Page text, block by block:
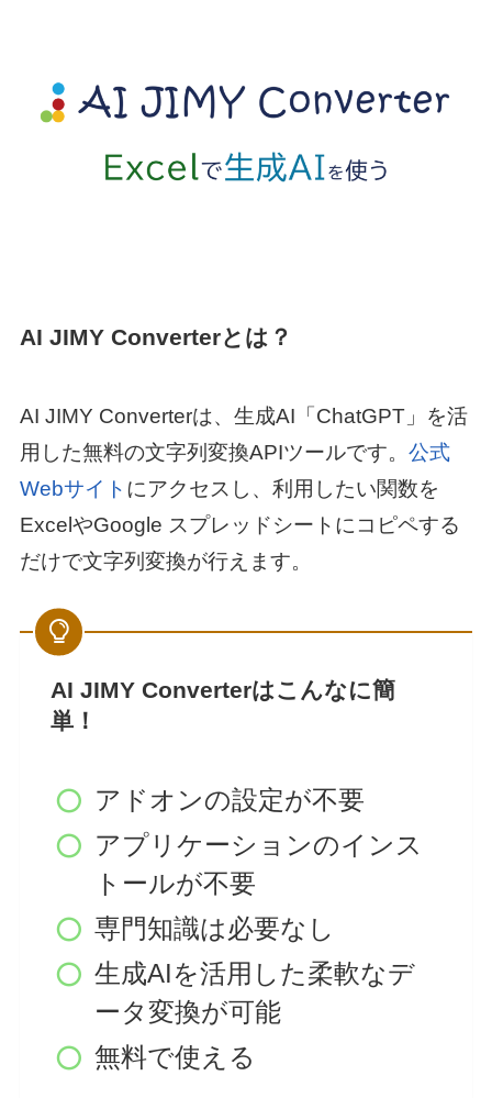
AI JIMY Converterとは？
AI JIMY Converterは、生成AI「ChatGPT」を活
用した無料の文字列変換APIツールです。 公式
Webサイト にアクセスし、利用したい関数を
ExcelやGoogle スプレッドシートにコピペする
だけで文字列変換が行えます。
AI JIMY Converterはこんなに簡
単！
アドオンの設定が不要
アプリケーションのインス
トールが不要
専門知識は必要なし
生成AIを活用した柔軟なデ
ータ変換が可能
無料で使える